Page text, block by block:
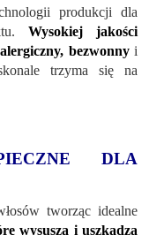
produkcji dla
Wysokiej jakości
bezwonnyi
trzyma się na
DLA
tworząc idealne
wysusza i uszkadza